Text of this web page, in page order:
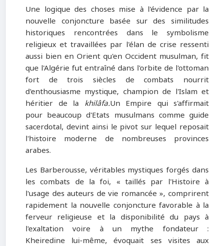
Une logique des choses mise à l'évidence par la
nouvelle conjoncture basée sur des similitudes
historiques rencontrées dans le symbolisme
religieux et travaillées par l'élan de crise ressenti
aussi bien en Orient qu'en Occident musulman, fit
que l'Algérie fut entraîné dans l'orbite de l'ottoman
fort de trois siècles de combats nourrit
d'enthousiasme mystique, champion de l'Islam et
héritier de la khilâfa.Un Empire qui s'affirmait
pour beaucoup d'Etats musulmans comme guide
sacerdotal, devint ainsi le pivot sur lequel reposait
l'histoire moderne de nombreuses provinces
arabes.
Les Barberousse, véritables mystiques forgés dans
les combats de la foi, « taillés par l'Histoire à
l'usage des auteurs de vie romancée », comprirent
rapidement la nouvelle conjoncture favorable à la
ferveur religieuse et la disponibilité du pays à
l'exaltation voire à un mythe fondateur :
Kheiredine lui-même, évoquait ses visites aux